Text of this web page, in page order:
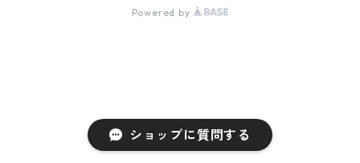
ショップに質問する
Powered by